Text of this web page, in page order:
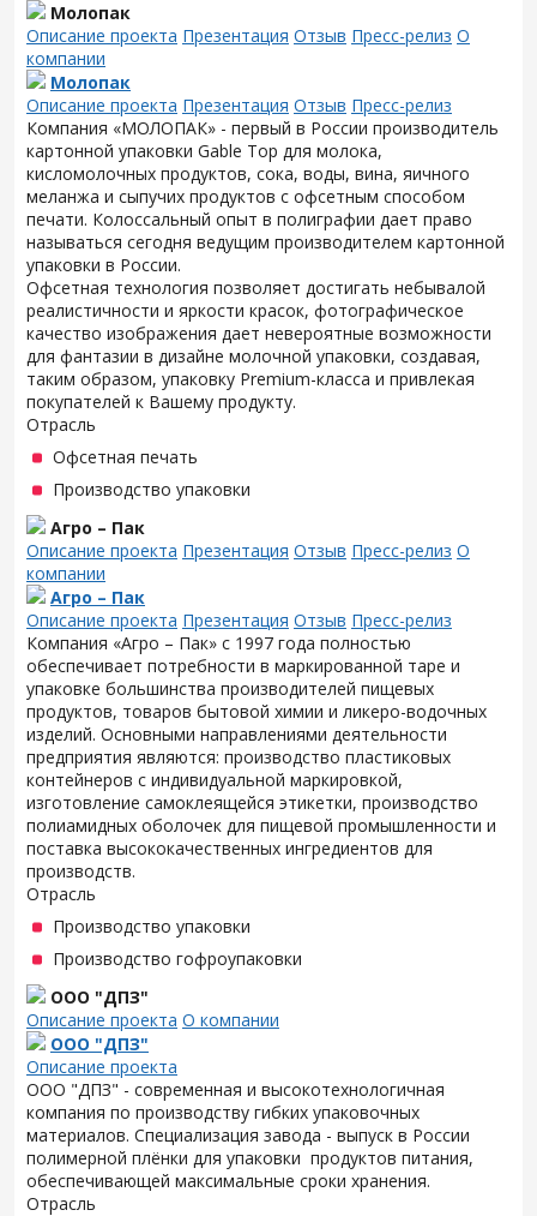
Молопак
Описание проекта Презентация Отзыв Пресс-релиз О
компании
Молопак
Описание проекта Презентация Отзыв Пресс-релиз
Компания «МОЛОПАК» - первый в России производитель
картонной упаковки Gable Top для молока,
кисломолочных продуктов, сока, воды, вина, яичного
меланжа и сыпучих продуктов с офсетным способом
печати. Колоссальный опыт в полиграфии дает право
называться сегодня ведущим производителем картонной
упаковки в России.
Офсетная технология позволяет достигать небывалой
реалистичности и яркости красок, фотографическое
качество изображения дает невероятные возможности
для фантазии в дизайне молочной упаковки, создавая,
таким образом, упаковку Premium-класса и привлекая
покупателей к Вашему продукту.
Отрасль
Офсетная печать
Производство упаковки
Агро – Пак
Описание проекта Презентация Отзыв Пресс-релиз О
компании
Агро – Пак
Описание проекта Презентация Отзыв Пресс-релиз
Компания «Агро – Пак» с 1997 года полностью
обеспечивает потребности в маркированной таре и
упаковке большинства производителей пищевых
продуктов, товаров бытовой химии и ликеро-водочных
изделий. Основными направлениями деятельности
предприятия являются: производство пластиковых
контейнеров с индивидуальной маркировкой,
изготовление самоклеящейся этикетки, производство
полиамидных оболочек для пищевой промышленности и
поставка высококачественных ингредиентов для
производств.
Отрасль
Производство упаковки
Производство гофроупаковки
ООО "ДПЗ"
Описание проекта О компании
ООО "ДПЗ"
Описание проекта
ООО "ДПЗ" - современная и высокотехнологичная
компания по производству гибких упаковочных
материалов. Специализация завода - выпуск в России
полимерной плёнки для упаковки продуктов питания,
обеспечивающей максимальные сроки хранения.
Отрасль